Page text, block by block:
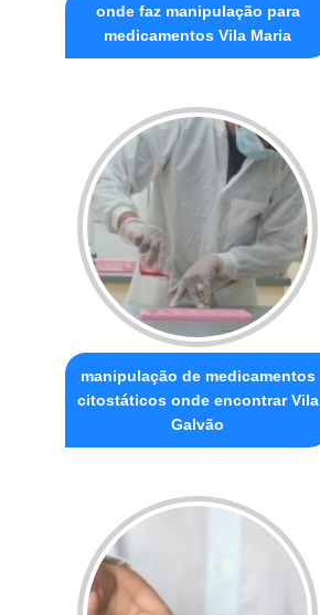
onde faz manipulação para
medicamentos Vila Maria
manipulação de medicamentos
citostáticos onde encontrar Vila
Galvão